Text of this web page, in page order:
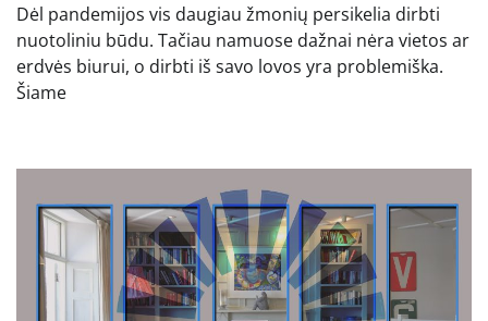
Dėl pandemijos vis daugiau žmonių persikelia dirbti
nuotoliniu būdu. Tačiau namuose dažnai nėra vietos ar
erdvės biurui, o dirbti iš savo lovos yra problemiška.
Šiame